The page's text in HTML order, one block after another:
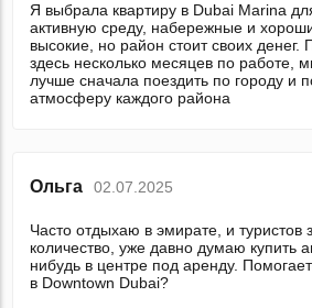
Я выбрала квартиру в Dubai Marina
активную среду, набережные и
высокие, но район стоит своих денег.
здесь несколько месяцев по работе,
лучше сначала поездить по городу и
атмосферу каждого района
Ольга 02.07.2025
Часто отдыхаю в эмирате, и туристов
количество, уже давно думаю купить
нибудь в центре под аренду.
в Downtown Dubai?